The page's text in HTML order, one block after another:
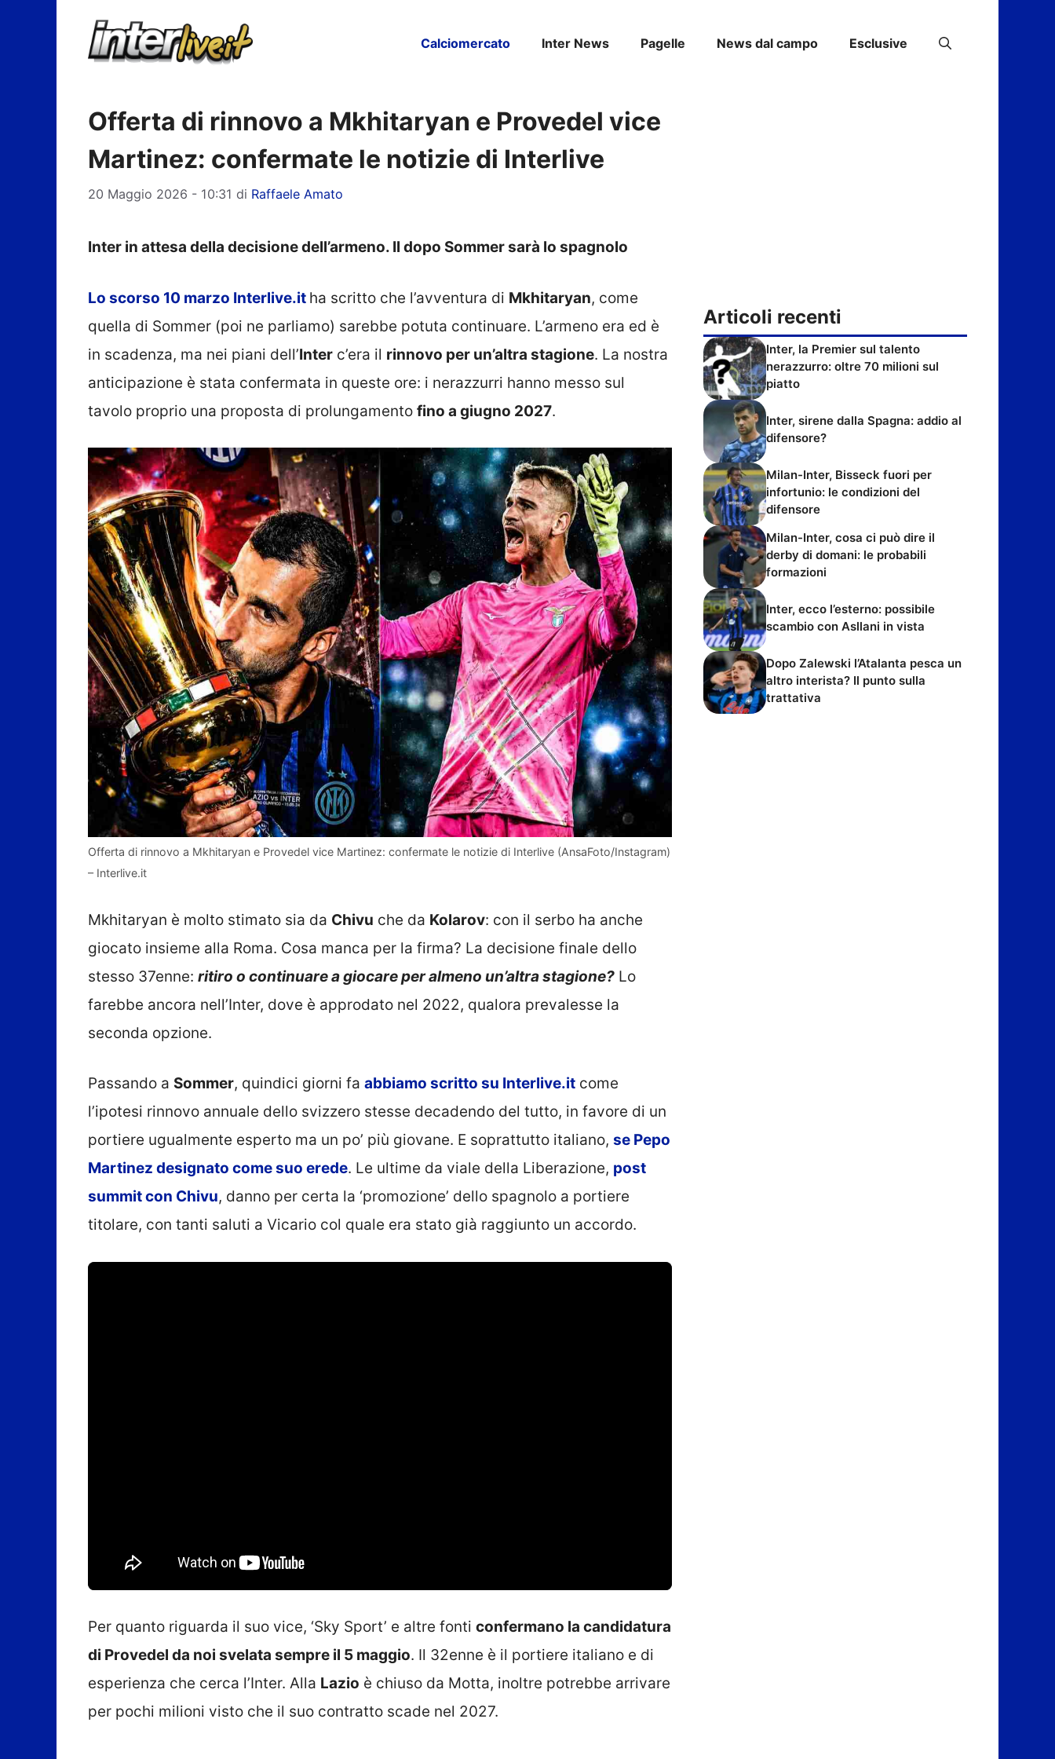
Calciomercato Inter News Pagelle News dal campo Esclusive
Offerta di rinnovo a Mkhitaryan e Provedel vice
Martinez: confermate le notizie di Interlive
20 Maggio 2026 - 10:31 di Raffaele Amato
Inter in attesa della decisione dell’armeno. Il dopo Sommer sarà lo spagnolo
Lo scorso 10 marzo Interlive.it ha scritto che l’avventura di Mkhitaryan, come
quella di Sommer (poi ne parliamo) sarebbe potuta continuare. L’armeno era ed è
in scadenza, ma nei piani dell’Inter c’era il rinnovo per un’altra stagione. La nostra
anticipazione è stata confermata in queste ore: i nerazzurri hanno messo sul
tavolo proprio una proposta di prolungamento fino a giugno 2027.
Offerta di rinnovo a Mkhitaryan e Provedel vice Martinez: confermate le notizie di Interlive (AnsaFoto/Instagram)
– Interlive.it
Mkhitaryan è molto stimato sia da Chivu che da Kolarov: con il serbo ha anche
giocato insieme alla Roma. Cosa manca per la firma? La decisione finale dello
stesso 37enne: ritiro o continuare a giocare per almeno un’altra stagione? Lo
farebbe ancora nell’Inter, dove è approdato nel 2022, qualora prevalesse la
seconda opzione.
Passando a Sommer, quindici giorni fa abbiamo scritto su Interlive.it come
l’ipotesi rinnovo annuale dello svizzero stesse decadendo del tutto, in favore di un
portiere ugualmente esperto ma un po’ più giovane. E soprattutto italiano, se Pepo
Martinez designato come suo erede. Le ultime da viale della Liberazione, post
summit con Chivu, danno per certa la ‘promozione’ dello spagnolo a portiere
titolare, con tanti saluti a Vicario col quale era stato già raggiunto un accordo.
Per quanto riguarda il suo vice, ‘Sky Sport’ e altre fonti confermano la candidatura
di Provedel da noi svelata sempre il 5 maggio. Il 32enne è il portiere italiano e di
esperienza che cerca l’Inter. Alla Lazio è chiuso da Motta, inoltre potrebbe arrivare
per pochi milioni visto che il suo contratto scade nel 2027.
Articoli recenti
Inter, la Premier sul talento
nerazzurro: oltre 70 milioni sul
piatto
Inter, sirene dalla Spagna: addio al
difensore?
Milan-Inter, Bisseck fuori per
infortunio: le condizioni del
difensore
Milan-Inter, cosa ci può dire il
derby di domani: le probabili
formazioni
Inter, ecco l’esterno: possibile
scambio con Asllani in vista
Dopo Zalewski l’Atalanta pesca un
altro interista? Il punto sulla
trattativa